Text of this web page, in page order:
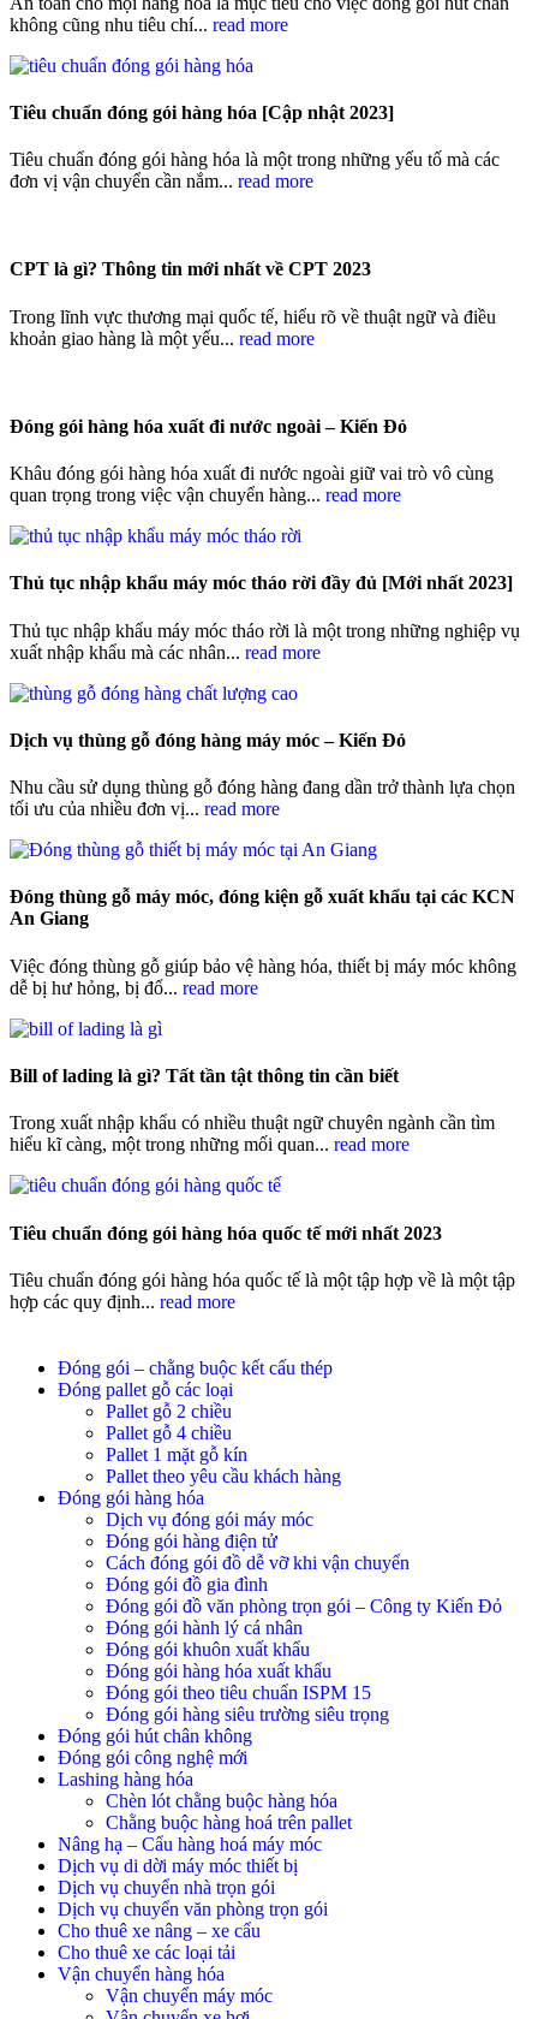
không cũng nhu tiêu chí... read more
Tiêu chuẩn đóng gói hàng hóa [Cập nhật 2023]
Tiêu chuẩn đóng gói hàng hóa là một trong những yếu tố mà các
đơn vị vận chuyển cần nắm... read more
CPT là gì? Thông tin mới nhất về CPT 2023
Trong lĩnh vực thương mại quốc tế, hiểu rõ về thuật ngữ và điều
khoản giao hàng là một yếu... read more
Đóng gói hàng hóa xuất đi nước ngoài – Kiến Đỏ
Khâu đóng gói hàng hóa xuất đi nước ngoài giữ vai trò vô cùng
quan trọng trong việc vận chuyển hàng... read more
Thủ tục nhập khẩu máy móc tháo rời đầy đủ [Mới nhất 2023]
Thủ tục nhập khẩu máy móc tháo rời là một trong những nghiệp vụ
xuất nhập khẩu mà các nhân... read more
Dịch vụ thùng gỗ đóng hàng máy móc – Kiến Đỏ
Nhu cầu sử dụng thùng gỗ đóng hàng đang dần trở thành lựa chọn
tối ưu của nhiều đơn vị... read more
Đóng thùng gỗ máy móc, đóng kiện gỗ xuất khẩu tại các KCN
An Giang
Việc đóng thùng gỗ giúp bảo vệ hàng hóa, thiết bị máy móc không
dễ bị hư hỏng, bị đổ... read more
Bill of lading là gì? Tất tần tật thông tin cần biết
Trong xuất nhập khẩu có nhiều thuật ngữ chuyên ngành cần tìm
hiểu kĩ càng, một trong những mối quan... read more
Tiêu chuẩn đóng gói hàng hóa quốc tế mới nhất 2023
Tiêu chuẩn đóng gói hàng hóa quốc tế là một tập hợp về là một tập
hợp các quy định... read more
Đóng gói – chằng buộc kết cấu thép
Đóng pallet gỗ các loại
Pallet gỗ 2 chiều
Pallet gỗ 4 chiều
Pallet 1 mặt gỗ kín
Pallet theo yêu cầu khách hàng
Đóng gói hàng hóa
Dịch vụ đóng gói máy móc
Đóng gói hàng điện tử
Cách đóng gói đồ dễ vỡ khi vận chuyển
Đóng gói đồ gia đình
Đóng gói đồ văn phòng trọn gói – Công ty Kiến Đỏ
Đóng gói hành lý cá nhân
Đóng gói khuôn xuất khẩu
Đóng gói hàng hóa xuất khẩu
Đóng gói theo tiêu chuẩn ISPM 15
Đóng gói hàng siêu trường siêu trọng
Đóng gói hút chân không
Đóng gói công nghệ mới
Lashing hàng hóa
Chèn lót chằng buộc hàng hóa
Chằng buộc hàng hoá trên pallet
Nâng hạ – Cẩu hàng hoá máy móc
Dịch vụ di dời máy móc thiết bị
Dịch vụ chuyển nhà trọn gói
Dịch vụ chuyển văn phòng trọn gói
Cho thuê xe nâng – xe cẩu
Cho thuê xe các loại tải
Vận chuyển hàng hóa
Vận chuyển máy móc